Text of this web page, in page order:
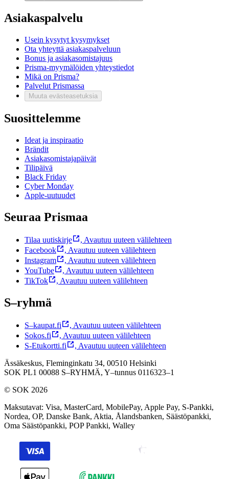
Asiakaspalvelu
Usein kysytyt kysymykset
Ota yhteyttä asiakaspalveluun
Bonus ja asiakasomistajuus
Prisma-myymälöiden yhteystiedot
Mikä on Prisma?
Palvelut Prismassa
Muuta evästeasetuksia
Suosittelemme
Ideat ja inspiraatio
Brändit
Asiakasomistajapäivät
Tilipäivä
Black Friday
Cyber Monday
Apple-uutuudet
Seuraa Prismaa
Tilaa uutiskirje , Avautuu uuteen välilehteen
Facebook
, Avautuu uuteen välilehteen
Instagram
, Avautuu uuteen välilehteen
YouTube
, Avautuu uuteen välilehteen
TikTok
, Avautuu uuteen välilehteen
S–ryhmä
S–kaupat.fi , Avautuu uuteen välilehteen
Sokos.fi
, Avautuu uuteen välilehteen
S-Etukortti.fi
, Avautuu uuteen välilehteen
Ässäkeskus, Fleminginkatu 34, 00510 Helsinki
SOK PL1 00088 S–RYHMÄ, Y–tunnus 0116323–1
© SOK 2026
Maksutavat: Visa, MasterCard, MobilePay, Apple Pay, S-Pankki,
Nordea, OP, Danske Bank, Aktia, Ålandsbanken, Säästöpankki,
Oma Säästöpankki, POP Pankki, Walley